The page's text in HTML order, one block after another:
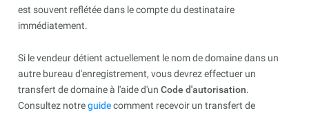
est souvent reflétée dans le compte du destinataire
immédiatement.
Si le vendeur détient actuellement le nom de domaine dans un
autre bureau d'enregistrement, vous devrez effectuer un
transfert de domaine à l'aide d'un Code d'autorisation.
Consultez notreguidecomment recevoir un transfert de